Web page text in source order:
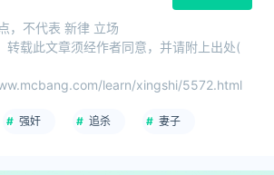
，不代表 新律 立场
转载此文章须经作者同意，并请附上出处(
learn/xingshi/5572.html
强奸 追杀 妻子